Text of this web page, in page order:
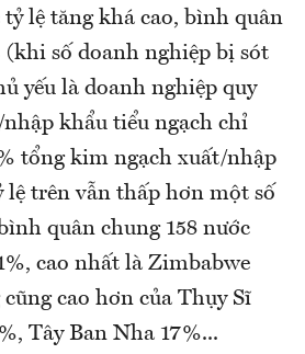
tỷ lệ tăng khá cao, bình quân
(khi số doanh nghiệp bị sót
yếu là doanh nghiệp quy
khẩu tiểu ngạch chỉ
tổng kim ngạch xuất/nhập
lệ trên vẫn thấp hơn một số
quân chung 158 nước
cao nhất là Zimbabwe
cao hơn của Thụy Sĩ
Tây Ban Nha 17%...